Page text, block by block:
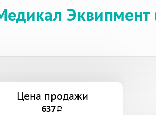
Цена продажи
637a